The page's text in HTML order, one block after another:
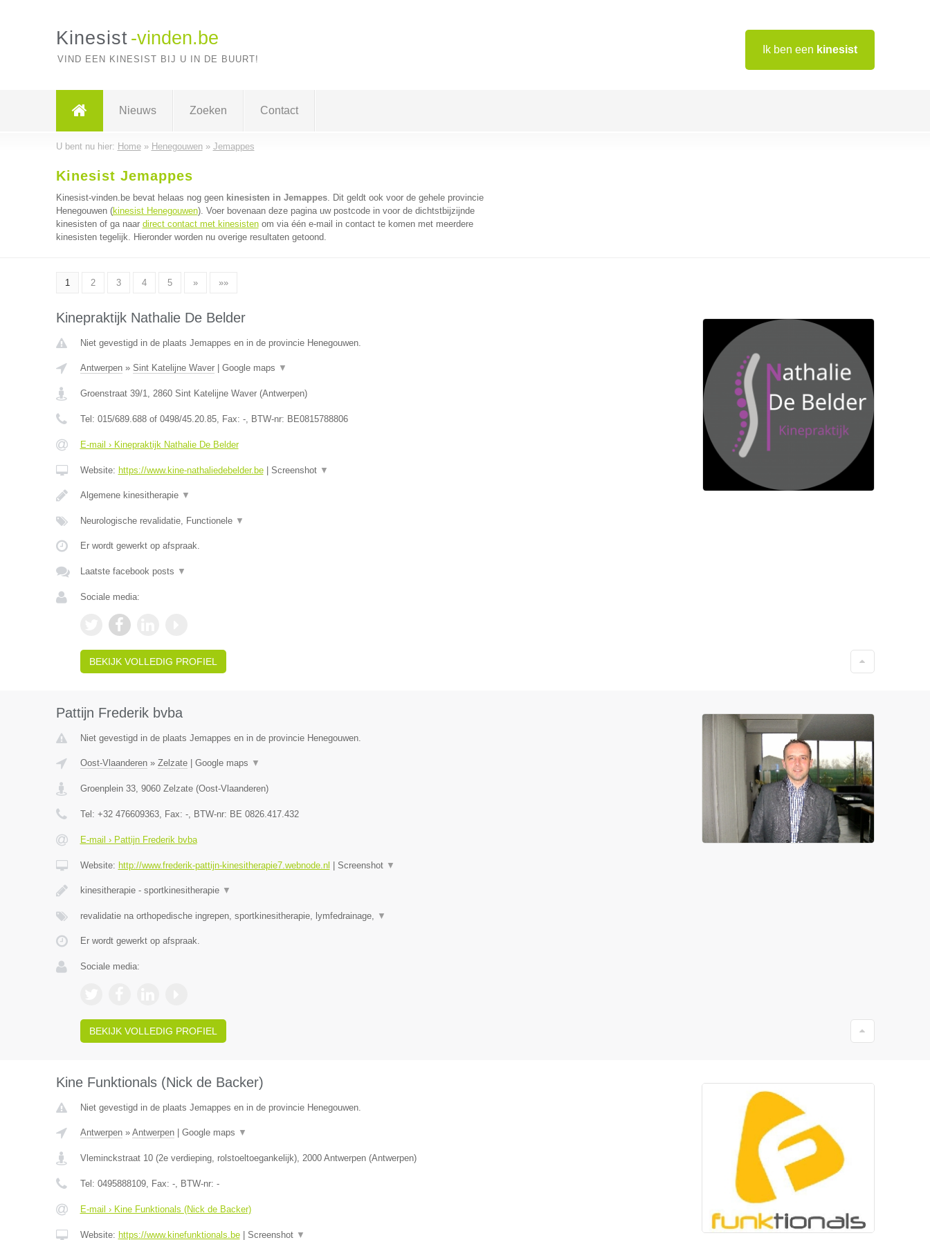
Ik ben een kinesist
Kinesist -vinden.be
VIND EEN KINESIST BIJ U IN DE BUURT!
Nieuws Zoeken Contact
U bent nu hier: Home» Henegouwen» Jemappes
Kinesist Jemappes
Kinesist-vinden.be bevat helaas nog geen kinesisten in Jemappes. Dit geldt ook voor de gehele provincie
Henegouwen (kinesist Henegouwen). Voer bovenaan deze pagina uw postcode in voor de dichtstbijzijnde
kinesisten of ga naar direct contact met kinesistenom via één e-mail in contact te komen met meerdere
kinesisten tegelijk. Hieronder worden nu overige resultaten getoond.
1 2 3 4 5 » »»
Kinepraktijk Nathalie De Belder
Niet gevestigd in de plaats Jemappes en in de provincie Henegouwen.
Antwerpen» Sint Katelijne Waver| Google maps ▼
Groenstraat 39/1, 2860 Sint Katelijne Waver(Antwerpen)
Tel: 015/689.688 of 0498/45.20.85, Fax: -, BTW-nr: BE0815788806
E-mail › Kinepraktijk Nathalie De Belder
Website: https://www.kine-nathaliedebelder.be| Screenshot ▼
Algemene kinesitherapie ▼
Neurologische revalidatie, Functionele ▼
Er wordt gewerkt op afspraak.
Laatste facebook posts ▼
Sociale media:
BEKIJK VOLLEDIG PROFIEL
Pattijn Frederik bvba
Niet gevestigd in de plaats Jemappes en in de provincie Henegouwen.
Oost-Vlaanderen» Zelzate| Google maps ▼
Groenplein 33, 9060 Zelzate(Oost-Vlaanderen)
Tel: +32 476609363, Fax: -, BTW-nr: BE 0826.417.432
E-mail › Pattijn Frederik bvba
Website: http://www.frederik-pattijn-kinesitherapie7.webnode.nl Screenshot ▼
kinesitherapie - sportkinesitherapie ▼
revalidatie na orthopedische ingrepen, sportkinesitherapie, lymfedrainage, ▼
Er wordt gewerkt op afspraak.
Sociale media:
BEKIJK VOLLEDIG PROFIEL
Kine Funktionals (Nick de Backer)
Niet gevestigd in de plaats Jemappes en in de provincie Henegouwen.
Antwerpen» Antwerpen| Google maps ▼
Vleminckstraat 10 (2e verdieping, rolstoeltoegankelijk), 2000 Antwerpen(Antwerpen)
Tel: 0495888109, Fax: -, BTW-nr: -
E-mail › Kine Funktionals (Nick de Backer)
Website: https://www.kinefunktionals.be| Screenshot ▼